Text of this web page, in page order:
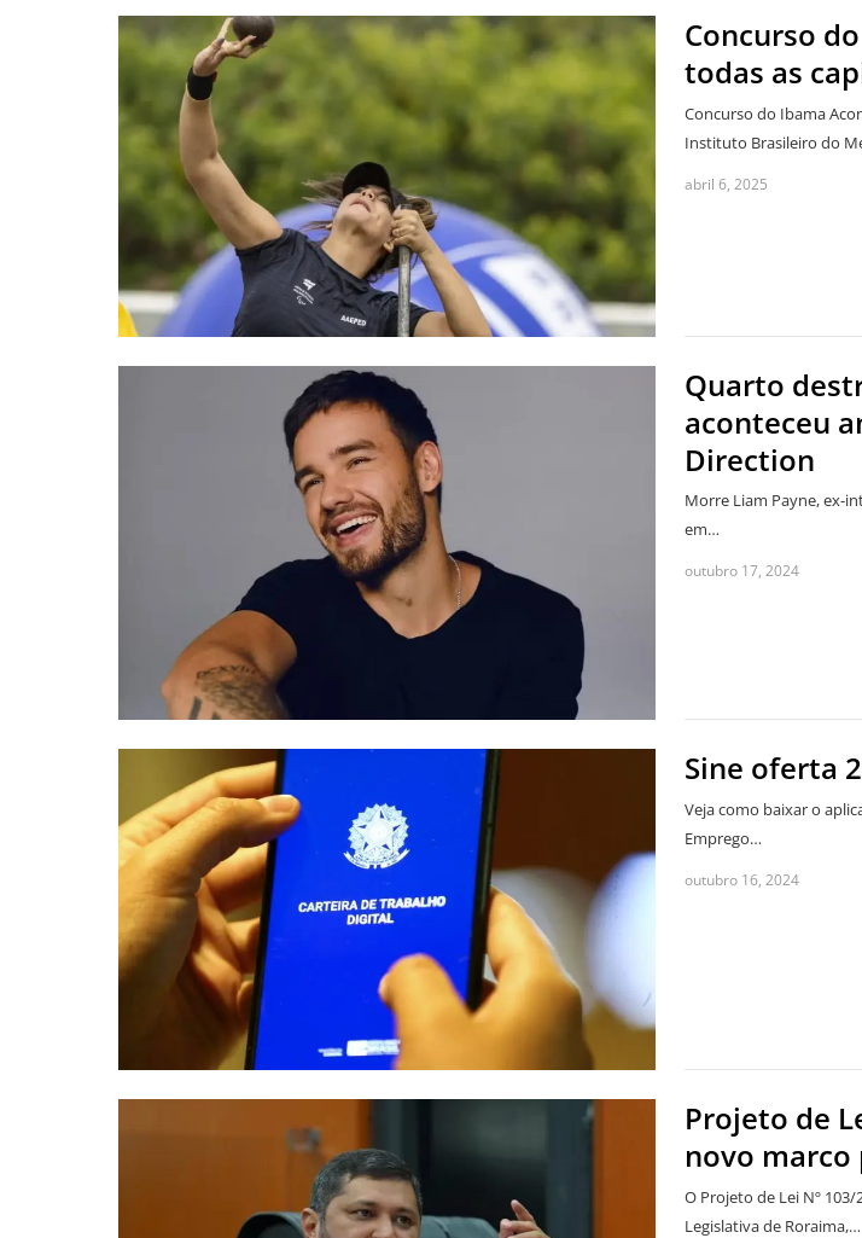
Concurso
todas as
Concurso do Ibama
Instituto Brasileiro do
abril 6, 2025
Quarto
aconteceu
Direction
Morre Liam Payne, ex-
em…
outubro 17, 2024
Sine oferta
Veja como baixar o
Emprego…
outubro 16, 2024
Projeto de
novo marco
O Projeto de Lei Nº
Legislativa de Roraima,…